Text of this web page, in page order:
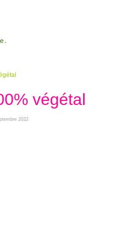
végétal
2022